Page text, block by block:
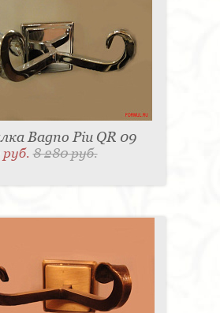
Bagno Piu QR 09
руб.8 280 руб.